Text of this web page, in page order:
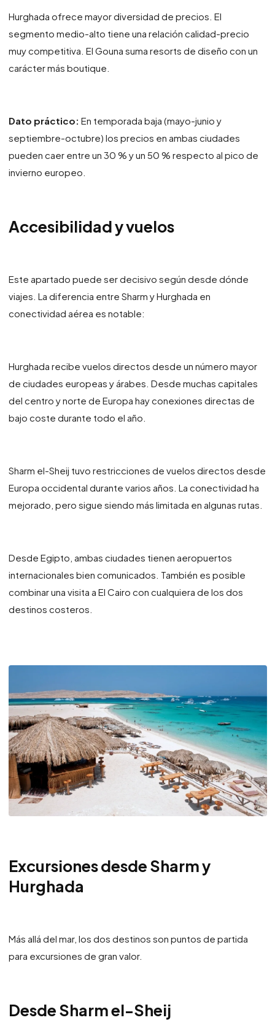
Hurghada ofrece mayor diversidad de precios. El
segmento medio-alto tiene una relación calidad-precio
muy competitiva. El Gouna suma resorts de diseño con un
carácter más boutique.
Dato práctico: En temporada baja (mayo-junio y
septiembre-octubre) los precios en ambas ciudades
pueden caer entre un 30 % y un 50 % respecto al pico de
invierno europeo.
Accesibilidad y vuelos
Este apartado puede ser decisivo según desde dónde
viajes. La diferencia entre Sharm y Hurghada en
conectividad aérea es notable:
Hurghada recibe vuelos directos desde un número mayor
de ciudades europeas y árabes. Desde muchas capitales
del centro y norte de Europa hay conexiones directas de
bajo coste durante todo el año.
Sharm el-Sheij tuvo restricciones de vuelos directos desde
Europa occidental durante varios años. La conectividad ha
mejorado, pero sigue siendo más limitada en algunas rutas.
Desde Egipto, ambas ciudades tienen aeropuertos
internacionales bien comunicados. También es posible
combinar una visita a El Cairo con cualquiera de los dos
destinos costeros.
Excursiones desde Sharm y
Hurghada
Más allá del mar, los dos destinos son puntos de partida
para excursiones de gran valor.
Desde Sharm el-Sheij